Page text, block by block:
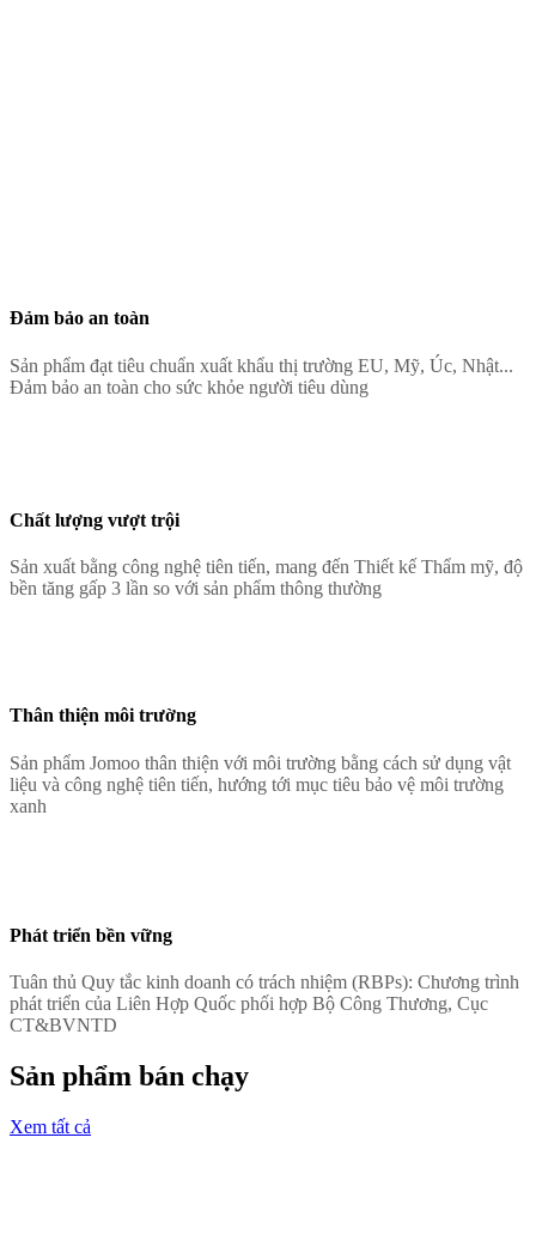
Đảm bảo an toàn
Sản phẩm đạt tiêu chuẩn xuất khẩu thị trường EU, Mỹ, Úc, Nhật...
Đảm bảo an toàn cho sức khỏe người tiêu dùng
Chất lượng vượt trội
Sản xuất bằng công nghệ tiên tiến, mang đến Thiết kế Thẩm mỹ, độ
bền tăng gấp 3 lần so với sản phẩm thông thường
Thân thiện môi trường
Sản phẩm Jomoo thân thiện với môi trường bằng cách sử dụng vật
liệu và công nghệ tiên tiến, hướng tới mục tiêu bảo vệ môi trường
xanh
Phát triển bền vững
Tuân thủ Quy tắc kinh doanh có trách nhiệm (RBPs): Chương trình
phát triển của Liên Hợp Quốc phối hợp Bộ Công Thương, Cục
CT&BVNTD
Sản phẩm bán chạy
Xem tất cả